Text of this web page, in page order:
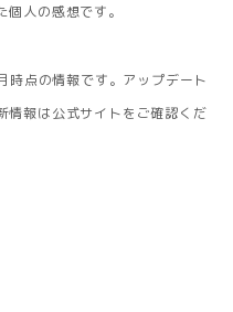
人の感想です。
点の情報です。アップデート
情報は公式サイトをご確認くだ